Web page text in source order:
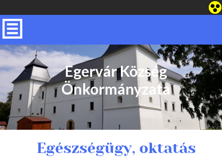
Egervár Község
Önkormányzata
Egészségügy, oktatás